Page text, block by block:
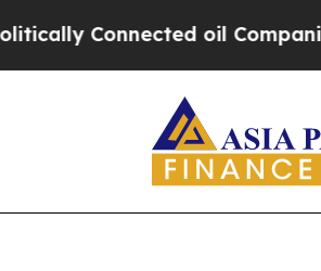
oil Companies — not